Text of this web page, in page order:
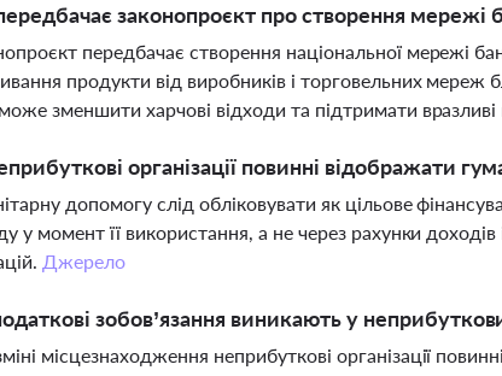
законопроєкт про створення мережі
передбачає створення національної мережі
продукти від виробників і торговельних мереж
зменшити харчові відходи та підтримати вразливі
організації повинні відображати
допомогу слід обліковувати як цільове
у момент її використання, а не через рахунки
Джерело
зобов’язання виникають у
місцезнаходження неприбуткові організації